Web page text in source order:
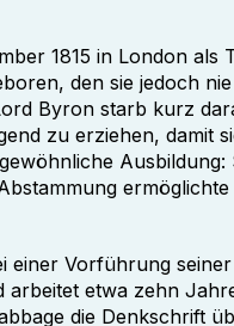
1815 in London
den sie jedoch
Byron starb kurz
zu erziehen, damit
Ausbildung:
einer Vorführung
etwa zehn
die Denkschrift